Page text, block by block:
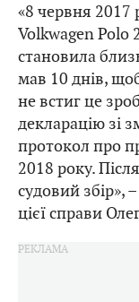
«8 червня 2017
Volkwagen Polo
становила
мав 10 днів,
не встиг це
декларацію зі
протокол про
2018 року.
судовий збір»,
цієї справи